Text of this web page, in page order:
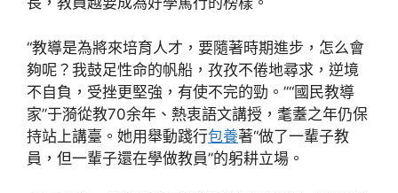
“教導是為將來培育人才，要隨著時期進步，怎么會
夠呢？我鼓足性命的帆船，孜孜不倦地尋求，逆境
不自負，受挫更堅強，有使不完的勁。”“國民教導
家”于漪從教70余年、熱衷語文講授，耄耋之年仍保
持站上講臺。她用舉動踐行包養著“做了一輩子教
員，但一輩子還在學做教員”的躬耕立場。